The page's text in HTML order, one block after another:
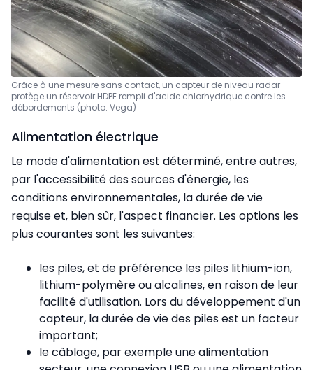
Grâce à une mesure sans contact, un capteur de niveau radar
protège un réservoir HDPE rempli d'acide chlorhydrique contre les
débordements (photo: Vega)
Alimentation électrique
Le mode d'alimentation est déterminé, entre autres,
par l'accessibilité des sources d'énergie, les
conditions environnementales, la durée de vie
requise et, bien sûr, l'aspect financier. Les options les
plus courantes sont les suivantes:
les piles, et de préférence les piles lithium-ion,
lithium-polymère ou alcalines, en raison de leur
facilité d'utilisation. Lors du développement d'un
capteur, la durée de vie des piles est un facteur
important;
le câblage, par exemple une alimentation